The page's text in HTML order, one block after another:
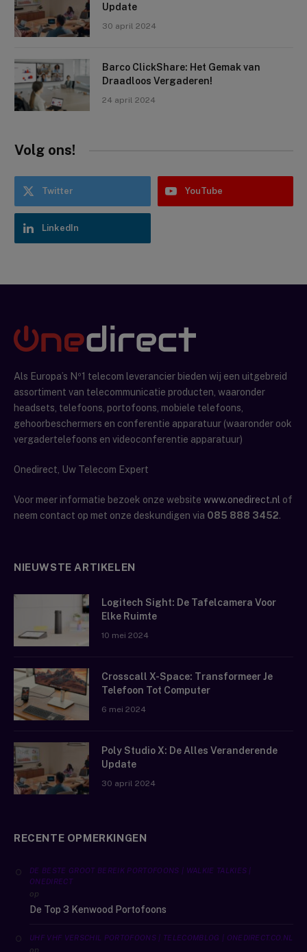
Update
30 april 2024
Barco ClickShare: Het Gemak van
Draadloos Vergaderen!
24 april 2024
Volg ons!
Twitter YouTube
LinkedIn
Als Europa’s Nº1 telecom leverancier bieden wij een uitgebreid
assortiment van telecommunicatie producten, waaronder
headsets, telefoons, portofoons, mobiele telefoons,
gehoorbeschermers en conferentie apparatuur (waaronder ook
vergadertelefoons en videoconferentie apparatuur)
Onedirect, Uw Telecom Expert
Voor meer informatie bezoek onze website www.onedirect.nl of
neem contact op met onze deskundigen via 085 888 3452.
NIEUWSTE ARTIKELEN
Logitech Sight: De Tafelcamera Voor
Elke Ruimte
10 mei 2024
Crosscall X-Space: Transformeer Je
Telefoon Tot Computer
6 mei 2024
Poly Studio X: De Alles Veranderende
Update
30 april 2024
RECENTE OPMERKINGEN
DE BESTE GROOT BEREIK PORTOFOONS | WALKIE TALKIES |
ONEDIRECT
op
De Top 3 Kenwood Portofoons
UHF VHF VERSCHIL PORTOFOONS | TELECOMBLOG | ONEDIRECT.CO.NL
op